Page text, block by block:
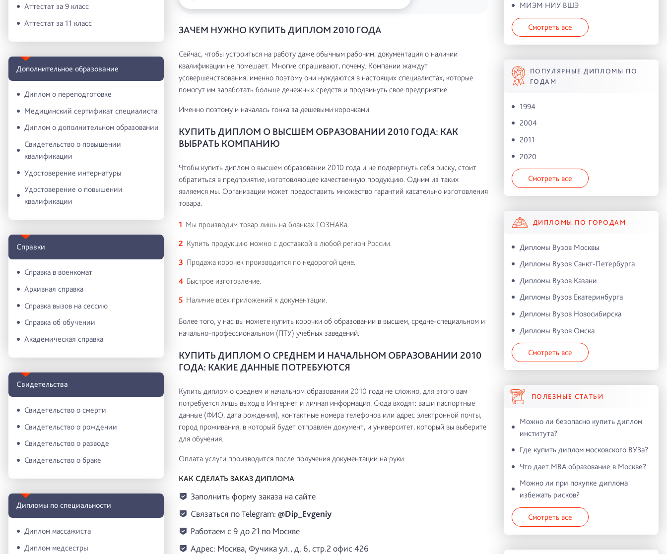
Аттестат за 9 класс
Аттестат за 11 класс
Дополнительное образование
Диплом о переподготовке
Медицинский сертификат специалиста
Диплом о дополнительном образовании
Свидетельство о повышении
квалификации
Удостоверение интернатуры
Удостоверение о повышении
квалификации
Справки
Справка в военкомат
Архивная справка
Справка вызов на сессию
Справка об обучении
Академическая справка
Свидетельства
Свидетельство о смерти
Свидетельство о рождении
Свидетельство о разводе
Свидетельство о браке
Дипломы по специальности
Диплом массажиста
Диплом медсестры
ЗАЧЕМ НУЖНО КУПИТЬ ДИПЛОМ 2010 ГОДА
Сейчас, чтобы устроиться на работу даже обычным рабочим, документация о наличии
квалификации не помешает. Многие спрашивают, почему. Компании жаждут
усовершенствования, именно поэтому они нуждаются в настоящих специалистах, которые
помогут им заработать больше денежных средств и продвинуть свое предприятие.
Именно поэтому и началась гонка за дешевыми корочками.
КУПИТЬ ДИПЛОМ О ВЫСШЕМ ОБРАЗОВАНИИ 2010 ГОДА: КАК
ВЫБРАТЬ КОМПАНИЮ
Чтобы купить диплом о высшем образовании 2010 года и не подвергнуть себя риску, стоит
обратиться в предприятие, изготовляющее качественную продукцию. Одним из таких
являемся мы. Организации может предоставить множество гарантий касательно изготовления
товара.
Мы производим товар лишь на бланках ГОЗНАКа.
Купить продукцию можно с доставкой в любой регион России.
Продажа корочек производится по недорогой цене.
Быстрое изготовление.
Наличие всех приложений к документации.
Более того, у нас вы можете купить корочки об образовании в высшем, средне-специальном и
начально-профессиональном (ПТУ) учебных заведений.
КУПИТЬ ДИПЛОМ О СРЕДНЕМ И НАЧАЛЬНОМ ОБРАЗОВАНИИ 2010
ГОДА: КАКИЕ ДАННЫЕ ПОТРЕБУЮТСЯ
Купить диплом о среднем и начальном образовании 2010 года не сложно, для этого вам
потребуется лишь выход в Интернет и личная информация. Сюда входят: ваши паспортные
данные (ФИО, дата рождения), контактные номера телефонов или адрес электронной почты,
город проживания, в который будет отправлен документ, и университет, который вы выберите
для обучения.
Оплата услуги производится после получения документации на руки.
КАК СДЕЛАТЬ ЗАКАЗ ДИПЛОМА
Заполнить форму заказа на сайте
Связаться по Telegram: @Dip_Evgeniy
Работаем с 9 до 21 по Москве
Адрес: Москва, Фучика ул., д. 6, стр.2 офис 426
МИЭМ НИУ ВШЭ
Смотреть все
ПОПУЛЯРНЫЕ ДИПЛОМЫ ПО
ГОДАМ
1994
2004
2011
2020
Смотреть все
ДИПЛОМЫ ПО ГОРОДАМ
Дипломы Вузов Москвы
Дипломы Вузов Санкт-Петербурга
Дипломы Вузов Казани
Дипломы Вузов Екатеринбурга
Дипломы Вузов Новосибирска
Дипломы Вузов Омска
Смотреть все
ПОЛЕЗНЫЕ СТАТЬИ
Можно ли безопасно купить диплом
института?
Где купить диплом московского ВУЗа?
Что дает MBA образование в Москве?
Можно ли при покупке диплома
избежать рисков?
Смотреть все